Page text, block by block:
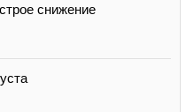
снижение